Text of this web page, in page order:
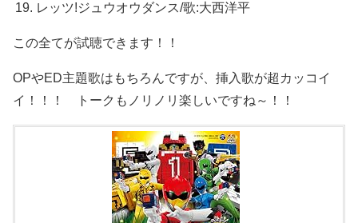
レッツ!ジュウオウダンス/歌:大西洋平
この全てが試聴できます！！
OPやED主題歌はもちろんですが、挿入歌が超カッコイ
イ！！！ トークもノリノリ楽しいですね～！！